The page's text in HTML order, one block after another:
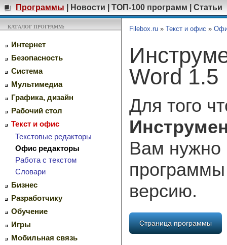
Программы Новости ТОП-100 программ Статьи
КАТАЛОГ ПРОГРАММ:
Интернет
Безопасность
Система
Мультимедиа
Графика, дизайн
Рабочий стол
Текст и офис
Текстовые редакторы
Офис редакторы
Работа с текстом
Словари
Бизнес
Разработчику
Обучение
Игры
Мобильная связь
Filebox.ru » Текст и офис »
Word 1.5
Для того
Вам нужно
версию.
Страница программы